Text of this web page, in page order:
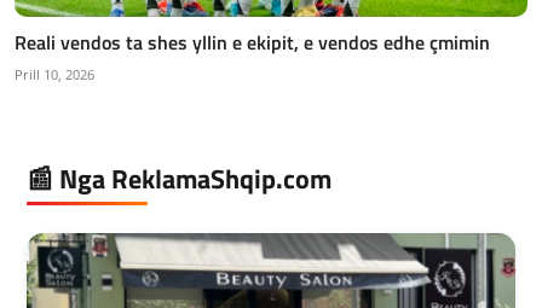
Reali vendos ta shes yllin e ekipit, e vendos edhe çmimin
Prill 10, 2026
📰 Nga ReklamaShqip.com